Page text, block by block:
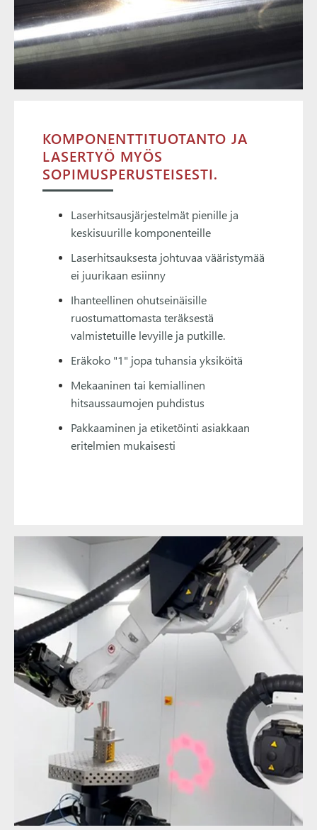
KOMPONENTTITUOTANTO JA
LASERTYÖ MYÖS
SOPIMUSPERUSTEISESTI.
Laserhitsausjärjestelmät pienille ja
keskisuurille komponenteille
Laserhitsauksesta johtuvaa vääristymää
ei juurikaan esiinny
Ihanteellinen ohutseinäisille
ruostumattomasta teräksestä
valmistetuille levyille ja putkille.
Eräkoko "1" jopa tuhansia yksiköitä
Mekaaninen tai kemiallinen
hitsaussaumojen puhdistus
Pakkaaminen ja etiketöinti asiakkaan
eritelmien mukaisesti